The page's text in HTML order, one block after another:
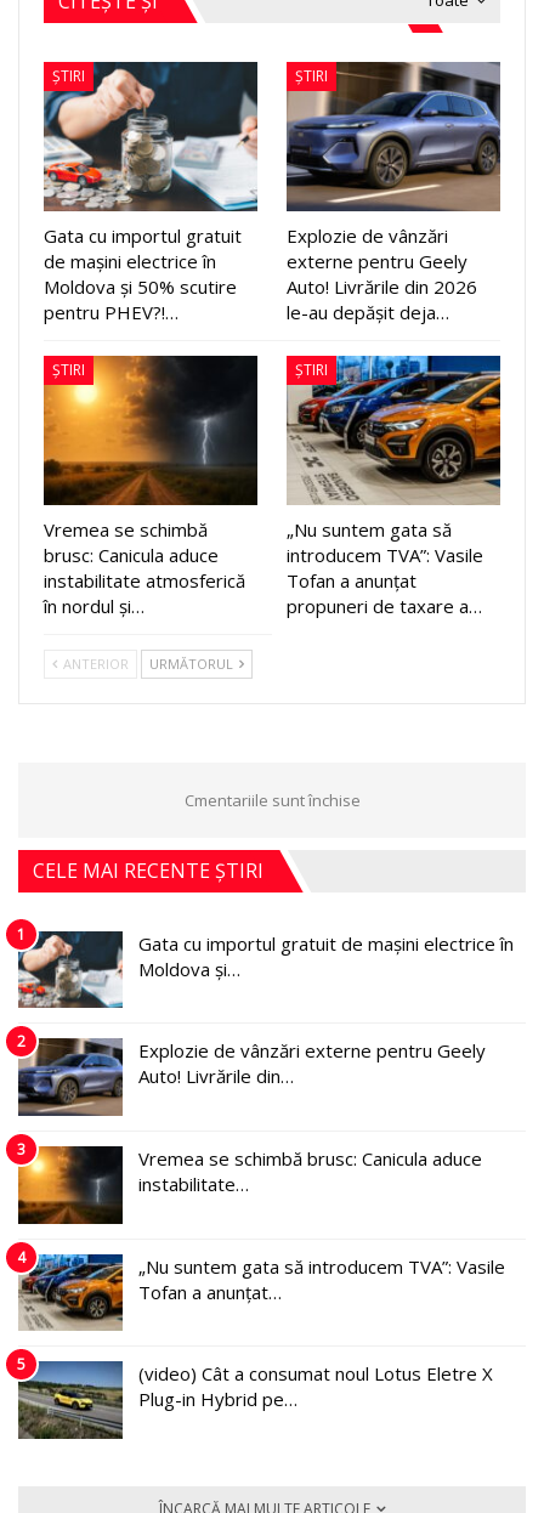
ȘTIRI
Gata cu importul gratuit
de mașini electrice în
Moldova și 50% scutire
pentru PHEV?!…
ȘTIRI
Explozie de vânzări
externe pentru Geely
Auto! Livrările din 2026
le-au depășit deja…
ȘTIRI
Vremea se schimbă
brusc: Canicula aduce
instabilitate atmosferică
în nordul și…
ȘTIRI
„Nu suntem gata să
introducem TVA”: Vasile
Tofan a anunțat
propuneri de taxare a…
ANTERIOR URMĂTORUL
Cmentariile sunt închise
CELE MAI RECENTE ȘTIRI
1
Gata cu importul gratuit de mașini electrice în
Moldova și…
2
Explozie de vânzări externe pentru Geely
Auto! Livrările din…
3
Vremea se schimbă brusc: Canicula aduce
instabilitate…
4
„Nu suntem gata să introducem TVA”: Vasile
Tofan a anunțat…
5
(video) Cât a consumat noul Lotus Eletre X
Plug-in Hybrid pe…
ÎNCARCĂ MAI MULTE ARTICOLE